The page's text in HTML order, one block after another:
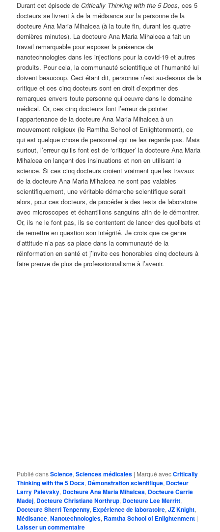
Durant cet épisode deCritically Thinking with the 5 Docs,ces 5
docteurs se livrent à de la médisance sur la personne de la
docteure Ana Maria Mihalcea (à la toute fin, durant les quatre
dernières minutes). La docteure Ana Maria Mihalcea a fait un
travail remarquable pour exposer la présence de
nanotechnologies dans les injections pour la covid-19 et autres
produits. Pour cela, la communauté scientifique et l’humanité lui
doivent beaucoup. Ceci étant dit, personne n’est au-dessus de la
critique et ces cinq docteurs sont en droit d’exprimer des
remarques envers toute personne qui oeuvre dans le domaine
médical. Or, ces cinq docteurs font l’erreur de pointer
l’appartenance de la docteure Ana Maria Mihalcea à un
mouvement religieux (le Ramtha School of Enlightenment), ce
qui est quelque chose de personnel qui ne les regarde pas. Mais
surtout, l’erreur qu’ils font est de ‘critiquer’ la docteure Ana Maria
Mihalcea en lançant des insinuations et non en utilisant la
science. Si ces cinq docteurs croient vraiment que les travaux
de la docteure Ana Maria Mihalcea ne sont pas valables
scientifiquement, une véritable démarche scientifique serait
alors, pour ces docteurs, de procéder à des tests de laboratoire
avec microscopes et échantillons sanguins afin de le démontrer.
Or, ils ne le font pas, ils se contentent de lancer des quolibets et
de remettre en question son intégrité. Je crois que ce genre
d’attitude n’a pas sa place dans la communauté de la
réinformation en santé et j’invite ces honorables cinq docteurs à
faire preuve de plus de professionnalisme à l’avenir.
Publié dansScience,Sciences médicales | Marqué avecCritically
Thinking with the 5 Docs, Démonstration scientifique, Docteur
Larry Palevsky, Docteure Ana Maria Mihalcea, Docteure Carrie
Madej, Docteure Christiane Northrup, Docteure Lee Merritt,
Docteure Sherri Tenpenny, Expérience de laboratoire,JZ Knight,
Médisance,Nanotechnologies, Ramtha School of Enlightenment |
Laisser un commentaire